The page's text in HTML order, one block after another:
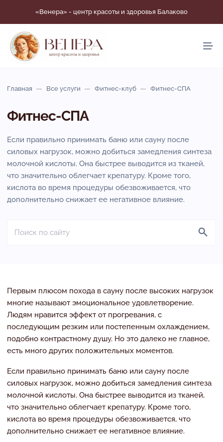
«Венера» - центр красоты и здоровья Балаково
Главная Все услуги Фитнес-клуб Фитнес-СПА
Фитнес-СПА
Если правильно принимать баню или сауну после
силовых нагрузок, можно добиться замедления синтеза
молочной кислоты. Она быстрее выводится из тканей,
что значительно облегчает крепатуру. Кроме того,
кислота во время процедуры обезвоживается, что
дополнительно снижает ее негативное влияние.
Первым плюсом похода в сауну после высоких нагрузок
многие называют эмоциональное удовлетворение.
Людям нравится эффект от прогревания, с
последующим резким или постепенным охлаждением,
подобно контрастному душу. Но это далеко не главное,
есть много других положительных моментов.
Если правильно принимать баню или сауну после
силовых нагрузок, можно добиться замедления синтеза
молочной кислоты. Она быстрее выводится из тканей,
что значительно облегчает крепатуру. Кроме того,
кислота во время процедуры обезвоживается, что
дополнительно снижает ее негативное влияние.